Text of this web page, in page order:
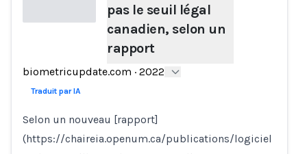
pas le seuil légal
canadien, selon un
rapport
biometricupdate.com · 2022
Traduit par IA
Selon un nouveau [rapport]
(https://chaireia.openum.ca/publications/logiciel